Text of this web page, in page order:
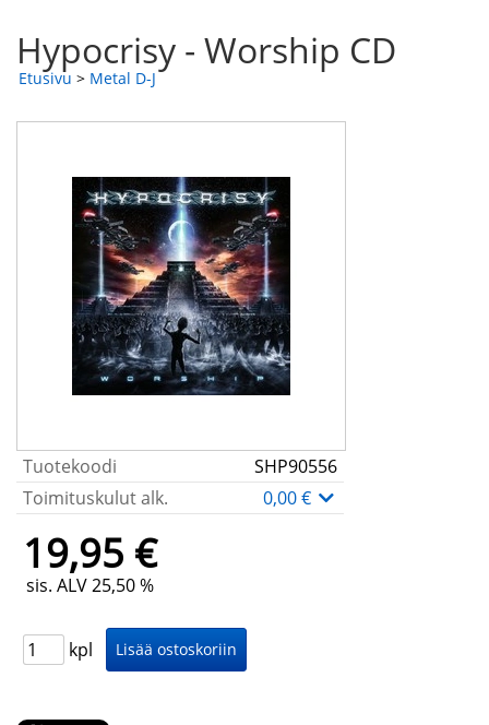
Hypocrisy - Worship CD
Etusivu > Metal D-J
Tuotekoodi
SHP90556
Toimituskulut alk.
0,00 €
19,95 €
sis. ALV 25,50 %
kpl